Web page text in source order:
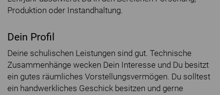
Produktion oder Instandhaltung.
Dein Profil
Deine schulischen Leistungen sind gut. Technische
Zusammenhänge wecken Dein Interesse und Du besitzt
ein gutes räumliches Vorstellungsvermögen. Du solltest
ein handwerkliches Geschick besitzen und gerne